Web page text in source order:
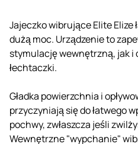
Jajeczko wibrujące Elite Elize
dużą moc. Urządzenie to
stymulację wewnętrzną, jak i
łechtaczki.
Gładka powierzchnia i
przyczyniają się do łatwego
pochwy, zwłaszcza jeśli
Wewnętrzne "wypchanie"